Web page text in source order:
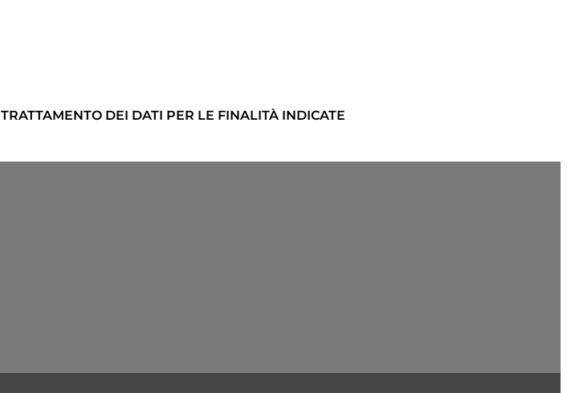
DEI DATI PER LE FINALITÀ INDICATE